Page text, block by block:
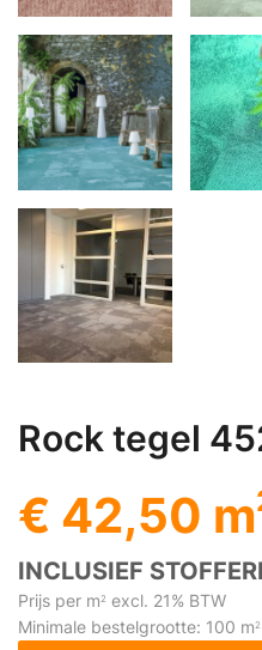
Rock tegel
€ 42,50 m
INCLUSIEF
Prijs per m2 excl. 21% BTW
Minimale bestelgrootte: 100 m2